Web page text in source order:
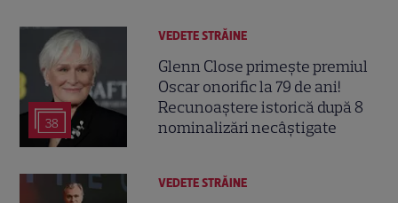
38
VEDETE STRĂINE
Glenn Close primește premiul
Oscar onorific la 79 de ani!
Recunoaștere istorică după 8
nominalizări necâștigate
VEDETE STRĂINE